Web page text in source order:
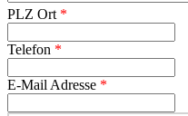
PLZ Ort *
Telefon *
E-Mail Adresse *